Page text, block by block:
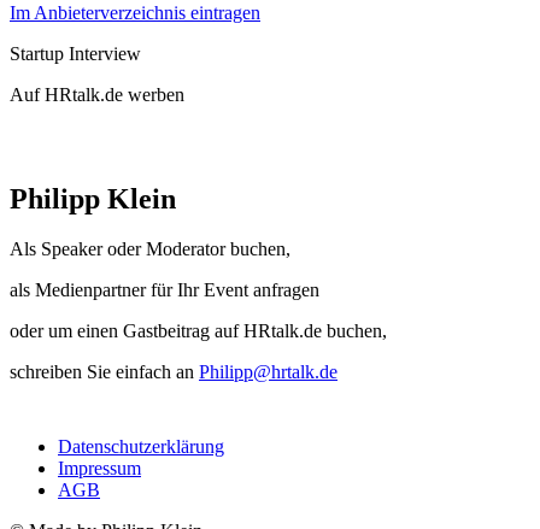
Im Anbieterverzeichnis eintragen
Startup Interview
Auf HRtalk.de werben
Philipp Klein
Als Speaker oder Moderator buchen,
als Medienpartner für Ihr Event anfragen
oder um einen Gastbeitrag auf HRtalk.de buchen,
schreiben Sie einfach an Philipp@hrtalk.de
Datenschutzerklärung
Impressum
AGB